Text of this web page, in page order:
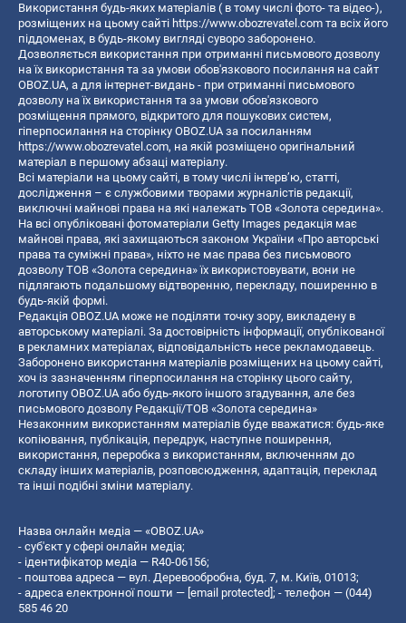
Використання будь-яких матеріалів ( в тому числі фото- та відео-),
розміщених на цьому сайті https://www.obozrevatel.com та всіх його
піддоменах, в будь-якому вигляді суворо заборонено.
Дозволяється використання при отриманні письмового дозволу
на їх використання та за умови обов'язкового посилання на сайт
OBOZ.UA, а для інтернет-видань - при отриманні письмового
дозволу на їх використання та за умови обов'язкового
розміщення прямого, відкритого для пошукових систем,
гіперпосилання на сторінку OBOZ.UA за посиланням
https://www.obozrevatel.com, на якій розміщено оригінальний
матеріал в першому абзаці матеріалу.
Всі матеріали на цьому сайті, в тому числі інтерв’ю, статті,
дослідження – є службовими творами журналістів редакції,
виключні майнові права на які належать ТОВ «Золота середина».
На всі опубліковані фотоматеріали Getty Images редакція має
майнові права, які захищаються законом України «Про авторські
права та суміжні права», ніхто не має права без письмового
дозволу ТОВ «Золота середина» їх використовувати, вони не
підлягають подальшому відтворенню, перекладу, поширенню в
будь-якій формі.
Редакція OBOZ.UA може не поділяти точку зору, викладену в
авторському матеріалі. За достовірність інформації, опублікованої
в рекламних матеріалах, відповідальність несе рекламодавець.
Заборонено використання матеріалів розміщених на цьому сайті,
хоч із зазначенням гіперпосилання на сторінку цього сайту,
логотипу OBOZ.UA або будь-якого іншого згадування, але без
письмового дозволу Редакції/ТОВ «Золота середина»
Незаконним використанням матеріалів буде вважатися: будь-яке
копiювання, публiкацiя, передрук, наступне поширення,
використання, переробка з використанням, включенням до
складу інших матеріалів, розповсюдження, адаптація, переклад
та інші подібні зміни матеріалу.
Назва онлайн медіа — «OBOZ.UA»
- суб'єкт у сфері онлайн медіа;
- ідентифікатор медіа — R40-06156;
- поштова адреса — вул. Деревообробна, буд. 7, м. Київ, 01013;
- адреса електронної пошти — [email protected] ; - телефон — (044)
585 46 20